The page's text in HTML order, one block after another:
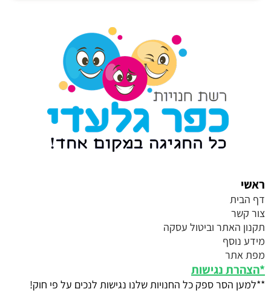
ראשי
דף הבית
צור קשר
תקנון האתר וביטול עסקה
מידע נוסף
מפת אתר
*הצהרת נגישות
**למען הסר ספק כל החנויות שלנו נגישות לנכים על פי חוק!